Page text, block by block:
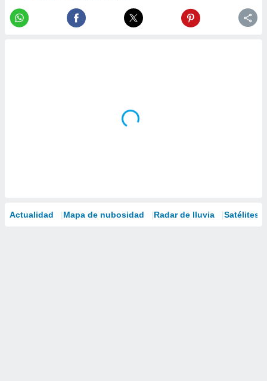
Actualidad Mapa de nubosidad Radar de lluvia Satélites